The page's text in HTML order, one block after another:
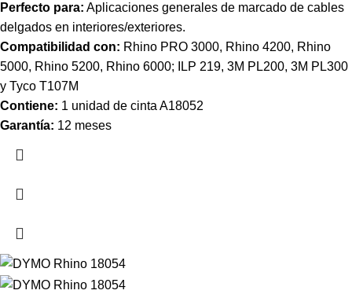
Perfecto para: Aplicaciones generales de marcado de cables
delgados en interiores/exteriores.
Compatibilidad con: Rhino PRO 3000, Rhino 4200, Rhino
5000, Rhino 5200, Rhino 6000; ILP 219, 3M PL200, 3M PL300
y Tyco T107M
Contiene: 1 unidad de cinta A18052
Garantía: 12 meses